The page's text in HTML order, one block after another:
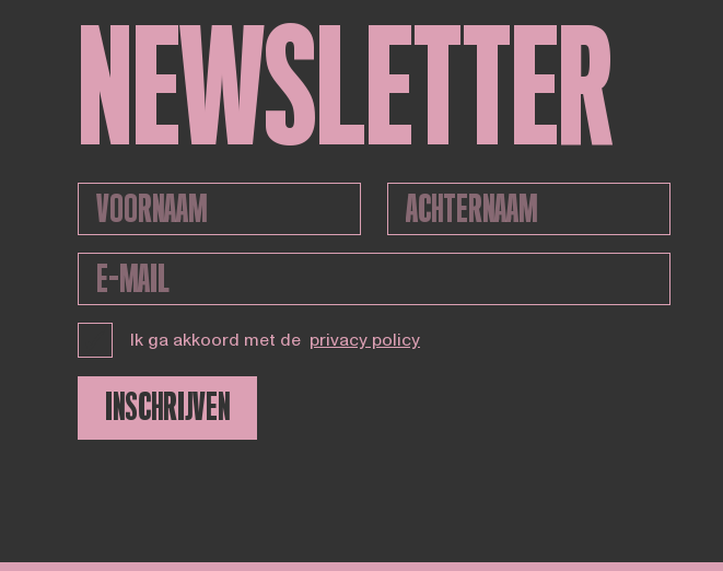
NEWSLETTER
Ik ga akkoord met de privacy policy
INSCHRIJVEN